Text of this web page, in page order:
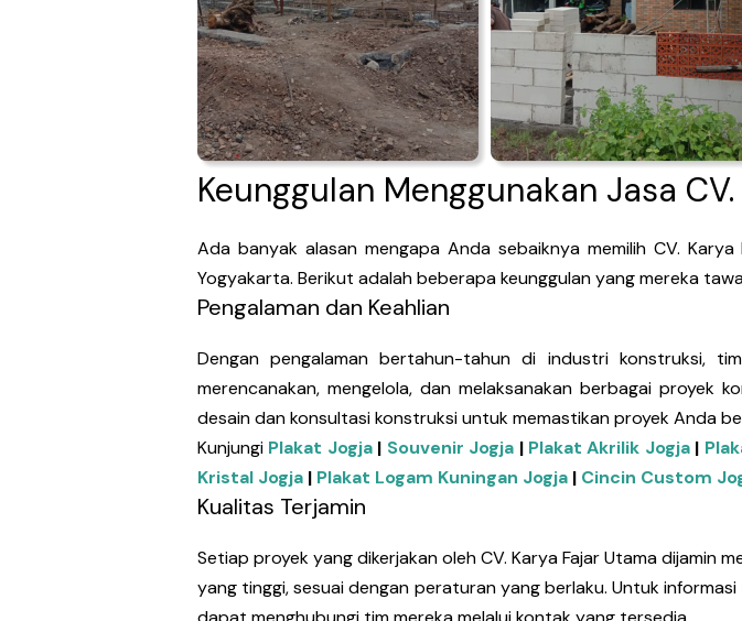
Keunggulan Menggunakan Jasa
Ada banyak alasan mengapa Anda sebaiknya memilih CV.
Yogyakarta. Berikut adalah beberapa keunggulan yang mereka
Pengalaman dan Keahlian
Dengan pengalaman bertahun-tahun di industri konstruksi,
merencanakan, mengelola, dan melaksanakan berbagai proyek
desain dan konsultasi konstruksi untuk memastikan proyek Anda
Kunjungi Plakat Jogja| Souvenir Jogja | Plakat Akrilik Jogja|
Kristal Jogja| Plakat Logam Kuningan Jogja| Cincin Custom
Kualitas Terjamin
Setiap proyek yang dikerjakan oleh CV. Karya Fajar Utama dijamin
yang tinggi, sesuai dengan peraturan yang berlaku. Untuk